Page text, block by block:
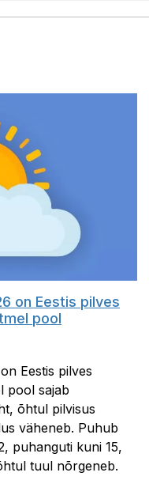
on Eestis pilves
pool
Eestis pilves
pool sajab
õhtul pilvisus
väheneb. Puhub
puhanguti kuni 15,
tuul nõrgeneb.